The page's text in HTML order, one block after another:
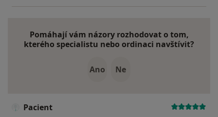
Pomáhají vám názory rozhodovat o tom,
kterého specialistu nebo ordinaci navštívit?
Ano Ne
Pacient